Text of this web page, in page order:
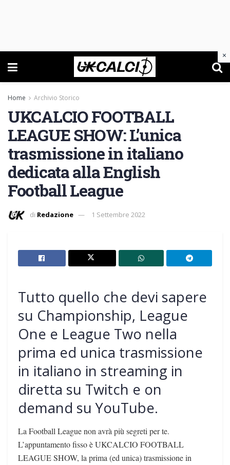
Home Archivio Storico
UKCALCIO FOOTBALL
LEAGUE SHOW: L’unica
trasmissione in italiano
dedicata alla English
Football League
di Redazione 1 Settembre 2022
Tutto quello che devi sapere
su Championship, League
One e League Two nella
prima ed unica trasmissione
in italiano in streaming in
diretta su Twitch e on
demand su YouTube.
La Football League non avrà più segreti per te.
L’appuntamento fisso è UKCALCIO FOOTBALL
LEAGUE SHOW, la prima (ed unica) trasmissione in
×